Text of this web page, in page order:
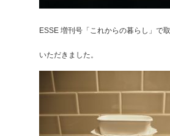
ESSE 増刊号「これからの暮らし」で
いただきました。